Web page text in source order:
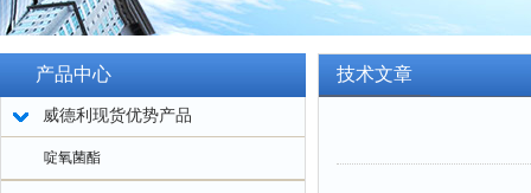
产品中心
威德利现货优势产品
啶氧菌酯
技术文章